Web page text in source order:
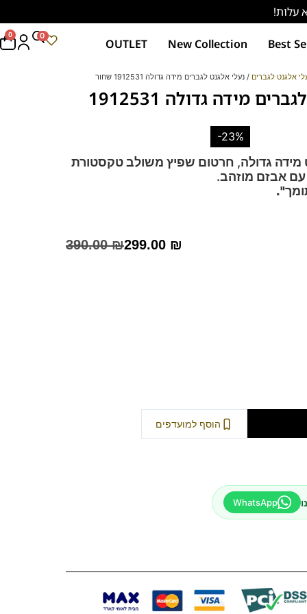
Best
New Collection
OUTLET
0 0
אלגנט לגברים / נעלי אלגנט לגברים מידה גדולה 1912531 שחור
נעלי אלגנט לגברים מידה גדולה 1912531
-23%
מידה גדולה, חרטום שפיץ משולב טקסטורת
עם אבזם מוזהב.
של פרנקו בן
390.00₪299.00 ₪
הוסף למועדפים
WhatsApp